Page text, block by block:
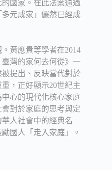
國家。在此法案通過
元成家」儼然已經成
黃應貴等學者在2014
灣的家何去何從》一
提出、反映當代對於
，正好顯示20世紀主
心的現代化核心家庭
對於家庭的思考與定
人社會中的經典名
國人「走入家庭」。